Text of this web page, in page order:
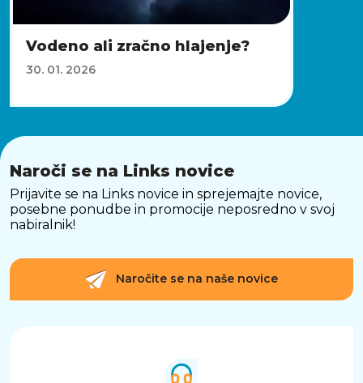
Vodeno ali zračno hlajenje?
30. 01. 2026
Naroči se na Links novice
Prijavite se na Links novice in sprejemajte novice,
posebne ponudbe in promocije neposredno v svoj
nabiralnik!
Naročite se na naše novice